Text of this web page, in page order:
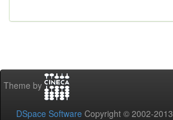
Theme by
DSpace Software Copyright © 2002-2013